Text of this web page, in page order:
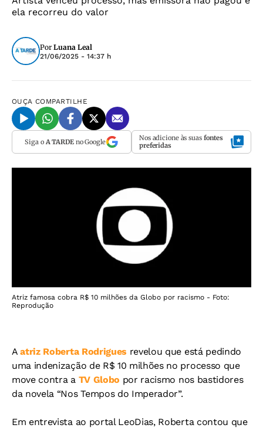
ela recorreu do valor
Por Luana Leal
21/06/2025 - 14:37 h
OUÇA COMPARTILHE
Siga o A TARDEno Google Nos adicione às suas fontes
preferidas
Atriz famosa cobra R$ 10 milhões da Globo por racismo - Foto:
Reprodução
Aatriz Roberta Rodrigues revelou que está pedindo
uma indenização de R$ 10 milhões no processo que
move contra a TV Globo por racismo nos bastidores
da novela “Nos Tempos do Imperador”.
Em entrevista ao portal LeoDias, Roberta contou que